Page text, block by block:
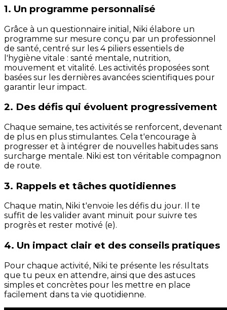
1. Un programme personnalisé
Grâce à un questionnaire initial, Niki élabore un
programme sur mesure conçu par un professionnel
de santé, centré sur les 4 piliers essentiels de
l'hygiène vitale : santé mentale, nutrition,
mouvement et vitalité. Les activités proposées sont
basées sur les dernières avancées scientifiques pour
garantir leur impact.
2. Des défis qui évoluent progressivement
Chaque semaine, tes activités se renforcent, devenant
de plus en plus stimulantes. Cela t'encourage à
progresser et à intégrer de nouvelles habitudes sans
surcharge mentale. Niki est ton véritable compagnon
de route.
3. Rappels et tâches quotidiennes
Chaque matin, Niki t'envoie les défis du jour. Il te
suffit de les valider avant minuit pour suivre tes
progrès et rester motivé (e).
4. Un impact clair et des conseils pratiques
Pour chaque activité, Niki te présente les résultats
que tu peux en attendre, ainsi que des astuces
simples et concrètes pour les mettre en place
facilement dans ta vie quotidienne.